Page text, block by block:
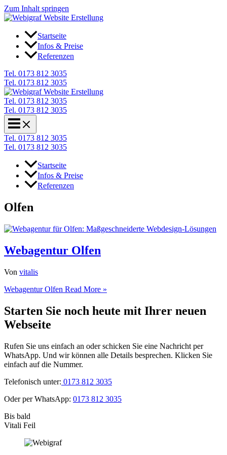
Zum Inhalt springen
Startseite
Infos & Preise
Referenzen
Tel. 0173 812 3035
Tel. 0173 812 3035
Tel. 0173 812 3035
Tel. 0173 812 3035
Tel. 0173 812 3035
Tel. 0173 812 3035
Startseite
Infos & Preise
Referenzen
Olfen
Webagentur Olfen
Von vitalis
Webagentur Olfen Read More »
Starten Sie noch heute mit Ihrer neuen
Webseite
Rufen Sie uns einfach an oder schicken Sie eine Nachricht per
WhatsApp. Und wir können alle Details besprechen. Klicken Sie
einfach auf die Nummer.
Telefonisch unter: 0173 812 3035
Oder per WhatsApp: 0173 812 3035
Bis bald
Vitali Feil